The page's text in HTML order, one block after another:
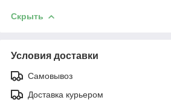
Скрыть
Условия доставки
Самовывоз
Доставка курьером